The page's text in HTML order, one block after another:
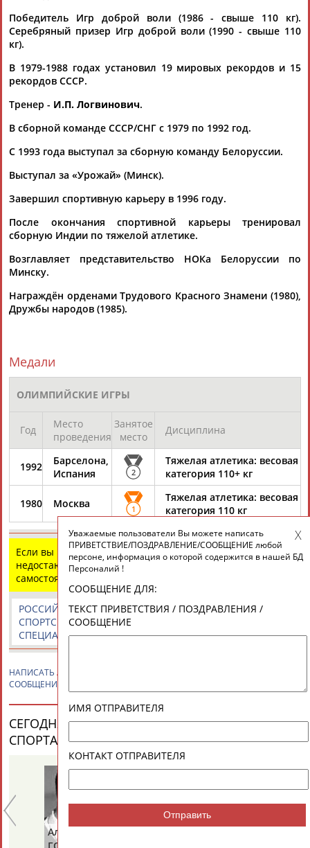
Каримжан
АБДРАХМАНОВ
Аделя
АБДРАХМАНОВА
Андрей
АБДУВАЛИЕВ
Герман
АБДУЛАЕВ
Рамазан
АБДУЛАЕВ
Тагир
АБДУЛАЕВ
Камалудин
АБДУЛДАУДОВ
Абдула
Магомед
АБДУЛКАГИРОВ
24 персон из 13181
ЕЩЁ ПЕРСОНЫ
ЦЕЛИ ПРОЕКТА КОНТАКТЫ НАШИ КНОПКИ РЕКЛАМА
Вопросы сотрудничества и совместной деятельности
© Стадион, 1998-2026
Разработка и поддержка ООО НАИТ «Стадион»
Адресов в новостной рассылке: 996
Подпишись
Победитель Игр доброй воли (1986 - свыше 110 кг).
Серебряный призер Игр доброй воли (1990 - свыше 110
кг).
В 1979-1988 годах установил 19 мировых рекордов и 15
рекордов СССР.
Тренер - И.П. Логвинович.
В сборной команде СССР/СНГ с 1979 по 1992 год.
С 1993 года выступал за сборную команду Белоруссии.
Выступал за «Урожай» (Минск).
Завершил спортивную карьеру в 1996 году.
После окончания спортивной карьеры тренировал
сборную Индии по тяжелой атлетике.
Возглавляет представительство НОКа Белоруссии по
Минску.
Награждён орденами Трудового Красного Знамени (1980),
Дружбы народов (1985).
Медали
ОЛИМПИЙСКИЕ ИГРЫ
Год
Место
проведения
Занятое
место
Дисциплина
1992
Барселона,
Испания
2
Тяжелая атлетика: весовая
категория 110+ кг
1980 Москва 1
Тяжелая атлетика: весовая
категория 110 кг
Если вы нашли ошибку в данных или имеете
недостающую информацию, внесите изменения
самостоятельно
СПОРТИВНЫЕ
КОММЕНТАРИИ
РОССИЙСКИЕ
СПОРТИВНЫЕ
ОРГАНИЗАЦИИ
РОССИЙСКИЕ
СПОРТСМЕНЫ,
СПЕЦИАЛИСТЫ
НАПИСАТЬ Леонид ТАРАНЕНКО
СООБЩЕНИЕ
СЕГОДНЯ ДЕНЬ РОЖДЕНИЯ У ПЕРСОН ИЗ МИРА
СПОРТА (25 ПЕРСОНАЛИЙ)
ВЕСЬ СПИСОК
Александр
ГОРЕЛИК
Уважаемые пользователи Вы можете написать
ПРИВЕТСТВИЕ/ПОЗДРАВЛЕНИЕ/СООБЩЕНИЕ любой
персоне, информация о которой содержится в нашей БД
Персоналий !
СООБЩЕНИЕ ДЛЯ:
ТЕКСТ ПРИВЕТСТВИЯ / ПОЗДРАВЛЕНИЯ /
СООБЩЕНИЕ
ИМЯ ОТПРАВИТЕЛЯ
КОНТАКТ ОТПРАВИТЕЛЯ
Отправить